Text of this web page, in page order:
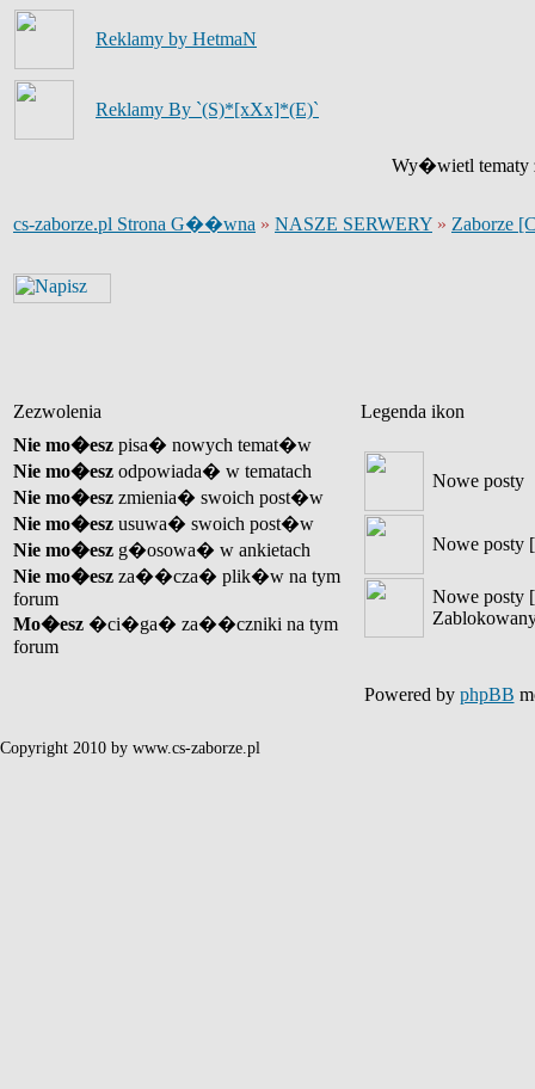
Reklamy by HetmaN
Reklamy By `(S)*[xXx]*(E)`
Wy�wietl tematy
cs-zaborze.pl Strona G��wna » NASZE SERWERY » Zaborze
Zezwolenia
Legenda ikon
Nie mo�esz pisa� nowych temat�w
Nie mo�esz odpowiada� w tematach
Nie mo�esz zmienia� swoich post�w
Nie mo�esz usuwa� swoich post�w
Nie mo�esz g�osowa� w ankietach
Nie mo�esz za��cza� plik�w na tym
forum
Mo�esz �ci�ga� za��czniki na tym
forum
Nowe posty
Nowe posty
Nowe posty [
Powered by phpBB
Copyright 2010 by www.cs-zaborze.pl